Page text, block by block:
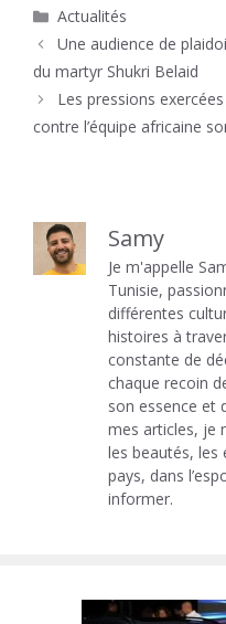
Catégories
Actualités
Une audience de
du martyr Shukri Belaid
Les pressions
contre l’équipe africaine
Samy
Je m'appelle
Tunisie,
différentes
histoires à
constante de
chaque recoin
son essence et
mes articles, je
les beautés, les
pays, dans
informer.